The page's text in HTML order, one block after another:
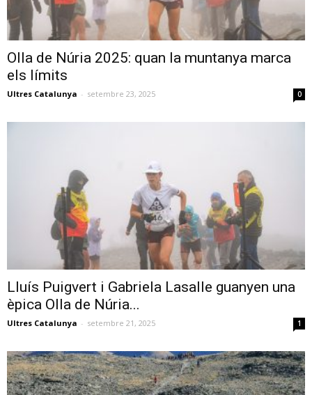
Olla de Núria 2025: quan la muntanya marca
els límits
Ultres Catalunya - setembre 23, 2025 0
Lluís Puigvert i Gabriela Lasalle guanyen una
èpica Olla de Núria...
Ultres Catalunya - setembre 21, 2025 1